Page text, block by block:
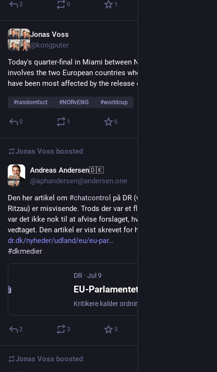
2 0 1
Jonas Voss
@kongputer
Today's quarter-final in Miami between Norway and England,
involves the two European countries whose Royal Families
have been most affected by the release of the Epstein Files.
#randomfact #NORvENG #worldcup
0 1 6
Jonas Voss boosted
Andreas Andersen🇩🇰
@aphandersen@andersen.one
Den her artikel om #chatcontrol på DR (vist oprindeligt fra
Ritzau) er misvisende. Trods der var et flertal imod forslaget
var det ikke nok til at afvise forslaget, hvorfor det blev
vedtaget. Den artikel er vist skrevet for hurtigt
dr.dk/nyheder/udland/eu/eu-par
#dkmedier
DR · Jul 9
2 3 3
Jonas Voss boosted